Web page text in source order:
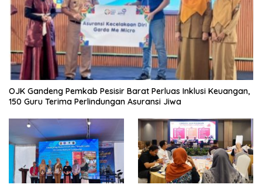
OJK Gandeng Pemkab Pesisir Barat Perluas Inklusi Keuangan,
150 Guru Terima Perlindungan Asuransi Jiwa